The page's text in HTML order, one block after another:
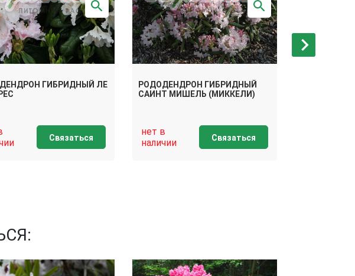
ГИБРИДНЫЙ ЛЕ
Связаться
РОДОДЕНДРОН ГИБРИДНЫЙ
САИНТ МИШЕЛЬ (МИККЕЛИ)
нет в
наличии
Связаться